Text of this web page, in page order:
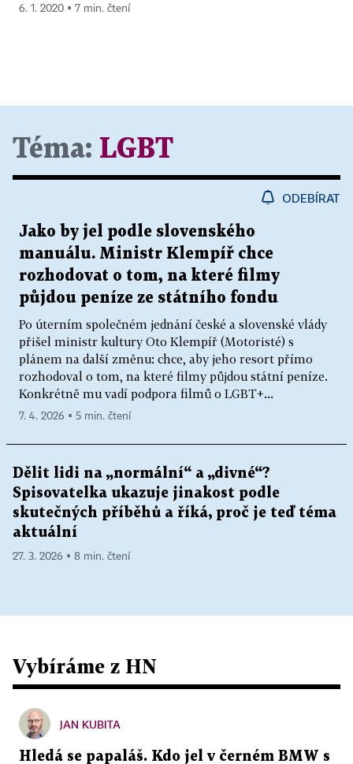
6. 1. 2020 ▪ 7 min. čtení
Téma: LGBT
ODEBÍRAT
Jako by jel podle slovenského
manuálu. Ministr Klempíř chce
rozhodovat o tom, na které filmy
půjdou peníze ze státního fondu
Po úterním společném jednání české a slovenské vlády
přišel ministr kultury Oto Klempíř (Motoristé) s
plánem na další změnu: chce, aby jeho resort přímo
rozhodoval o tom, na které filmy půjdou státní peníze.
Konkrétně mu vadí podpora filmů o LGBT+...
7. 4. 2026 ▪ 5 min. čtení
Dělit lidi na „normální“ a „divné“?
Spisovatelka ukazuje jinakost podle
skutečných příběhů a říká, proč je teď téma
aktuální
27. 3. 2026 ▪ 8 min. čtení
Vybíráme z HN
JAN KUBITA
Hledá se papaláš. Kdo jel v černém BMW s